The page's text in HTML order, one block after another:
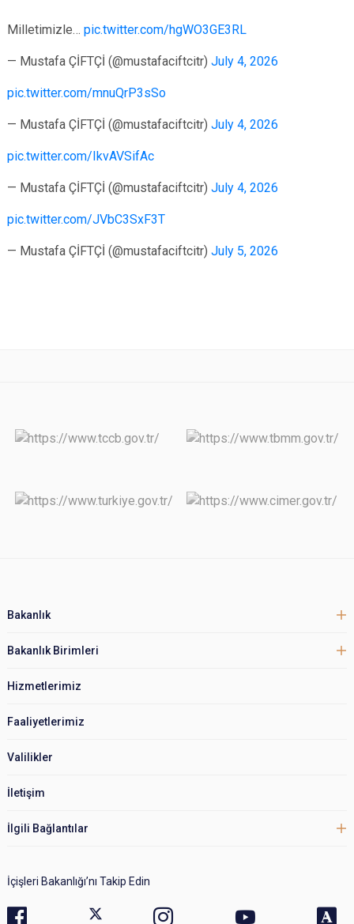
Milletimizle… pic.twitter.com/hgWO3GE3RL
— Mustafa ÇİFTÇİ (@mustafaciftcitr) July 4, 2026
pic.twitter.com/mnuQrP3sSo
— Mustafa ÇİFTÇİ (@mustafaciftcitr) July 4, 2026
pic.twitter.com/IkvAVSifAc
— Mustafa ÇİFTÇİ (@mustafaciftcitr) July 4, 2026
pic.twitter.com/JVbC3SxF3T
— Mustafa ÇİFTÇİ (@mustafaciftcitr) July 5, 2026
Bakanlık
Bakanlık Birimleri
Hizmetlerimiz
Faaliyetlerimiz
Valilikler
İletişim
İlgili Bağlantılar
İçişleri Bakanlığı’nı Takip Edin